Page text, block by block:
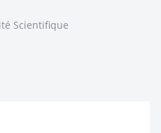
Scientifique